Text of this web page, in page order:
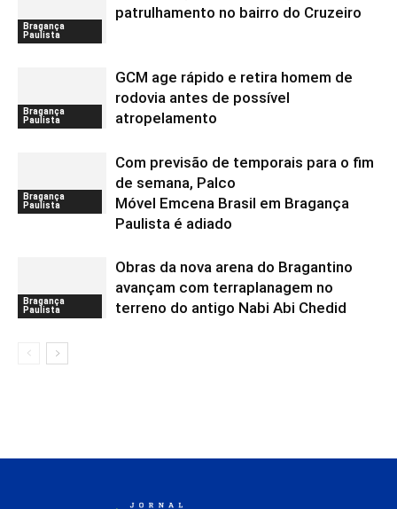
Bragança
Paulista
patrulhamento no bairro do Cruzeiro
Bragança
Paulista
GCM age rápido e retira homem de
rodovia antes de possível
atropelamento
Bragança
Paulista
Com previsão de temporais para o fim
de semana, Palco
Móvel Emcena Brasil em Bragança
Paulista é adiado
Bragança
Paulista
Obras da nova arena do Bragantino
avançam com terraplanagem no
terreno do antigo Nabi Abi Chedid